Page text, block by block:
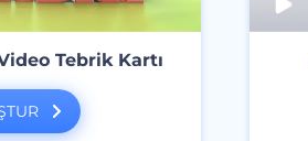
Tebrik Kartı